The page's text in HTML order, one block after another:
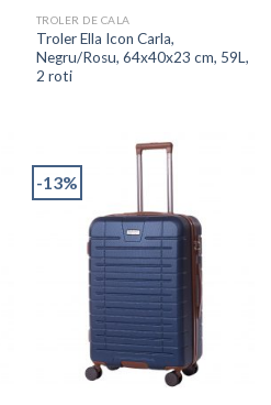
TROLER DE CALA
Troler Ella Icon Carla,
Negru/Rosu, 64x40x23 cm, 59L,
2 roti
-13%